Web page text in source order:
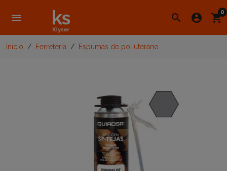
search
menu account_circle shopping_cart0
Inicio Ferretería Espumas de poliuterano